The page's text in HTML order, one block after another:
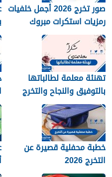
صور تخرج 2026 أجمل خلفيات
رمزيات استكرات مبروك
التخرج 1448
تهنئة معلمة لطالباتها
بالتوفيق والنجاح والتخرج
2026
خطبة محفلية قصيرة عن
التخرج 2026